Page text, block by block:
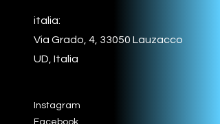
italia:
Via Grado, 4, 33050 Lauzacco
UD, Italia
Instagram
Facebook